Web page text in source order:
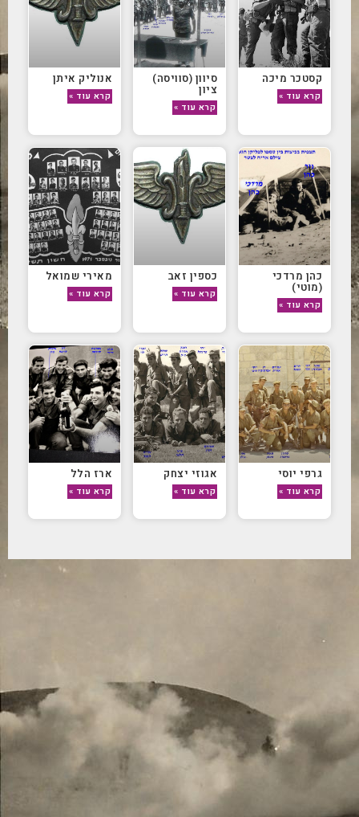
קסטכר מיכה
קרא עוד »
סיוון (סוויסה)
ציון
קרא עוד »
אנוליק איתן
קרא עוד »
כהן מרדכי
(מוטי)
קרא עוד »
כספין זאב
קרא עוד »
מאירי שמואל
קרא עוד »
גרפי יוסי
קרא עוד »
אגוזי יצחק
קרא עוד »
ארז הלל
קרא עוד »